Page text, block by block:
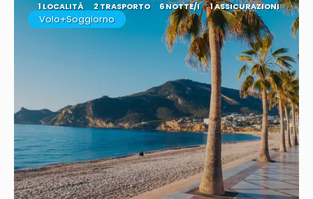
1 LOCALITÀ 2 TRASPORTO 6 NOTTE/I 1 ASSICURAZIONI
Volo+Soggiorno